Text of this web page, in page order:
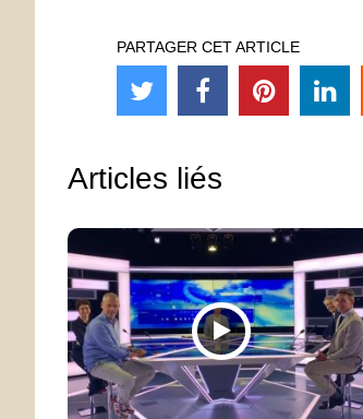
PARTAGER CET ARTICLE
Articles liés